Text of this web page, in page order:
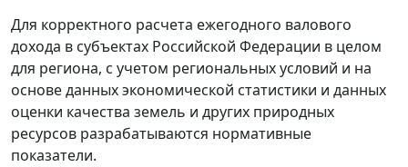
Для корректного расчета ежегодного валового
дохода в субъектах Российской Федерации в целом
для региона, с учетом региональных условий и на
основе данных экономической статистики и данных
оценки качества земель и других природных
ресурсов разрабатываются нормативные
показатели.